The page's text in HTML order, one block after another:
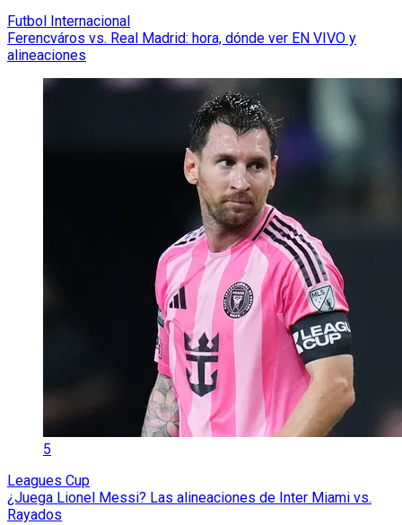
Futbol Internacional
Ferencváros vs. Real Madrid: hora, dónde ver EN VIVO y
alineaciones
5
Leagues Cup
¿Juega Lionel Messi? Las alineaciones de Inter Miami vs.
Rayados